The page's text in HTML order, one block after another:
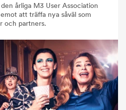
årliga M3 User Association
att träffa nya såväl som
och partners.